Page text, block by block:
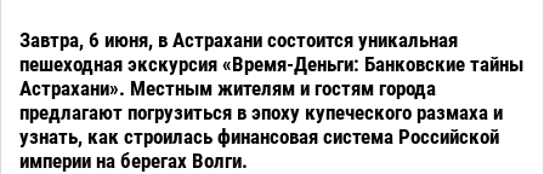
Завтра, 6 июня, в Астрахани состоится уникальная
пешеходная экскурсия «Время-Деньги: Банковские тайны
Астрахани». Местным жителям и гостям города
предлагают погрузиться в эпоху купеческого размаха и
узнать, как строилась финансовая система Российской
империи на берегах Волги.